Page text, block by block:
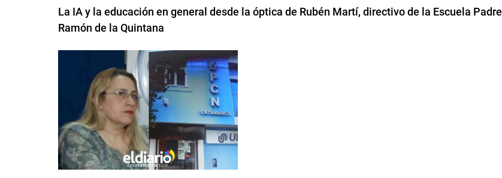
La IA y la educación en general desde la óptica de Rubén Martí, directivo de la Escuela Padre
Ramón de la Quintana